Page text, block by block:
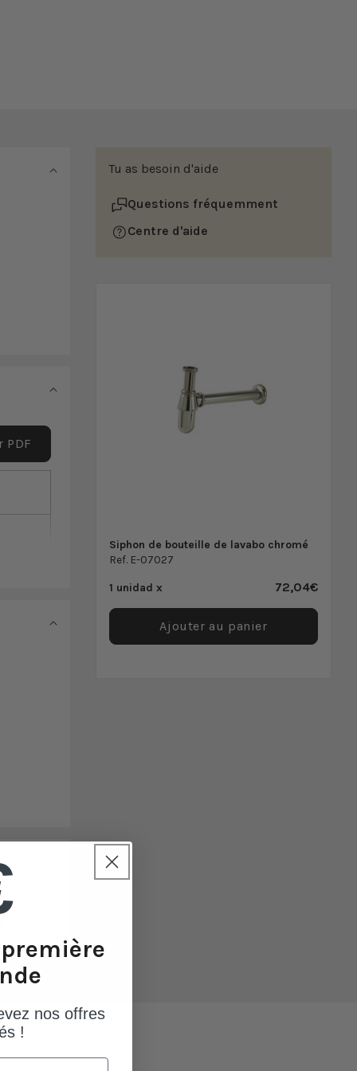
PDF
0
Tu as besoin d'aide
Questions fréquemment
Centre d'aide
Siphon de bouteille de lavabo chromé
Ref. E-07027
1 unidad x 72,04€
Ajouter au panier
nos offres
!